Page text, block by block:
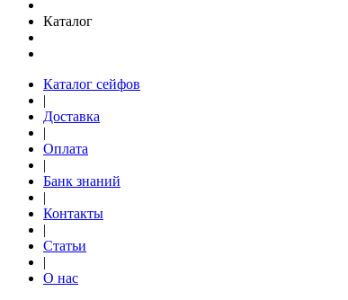
Каталог
Каталог сейфов
|
Доставка
|
Оплата
|
Банк знаний
|
Контакты
|
Статьи
|
О нас